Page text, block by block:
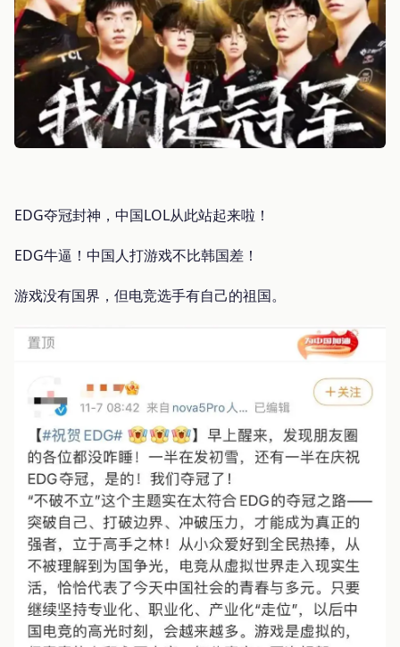
EDG夺冠封神，中国LOL从此站起来啦！
EDG牛逼！中国人打游戏不比韩国差！
游戏没有国界，但电竞选手有自己的祖国。